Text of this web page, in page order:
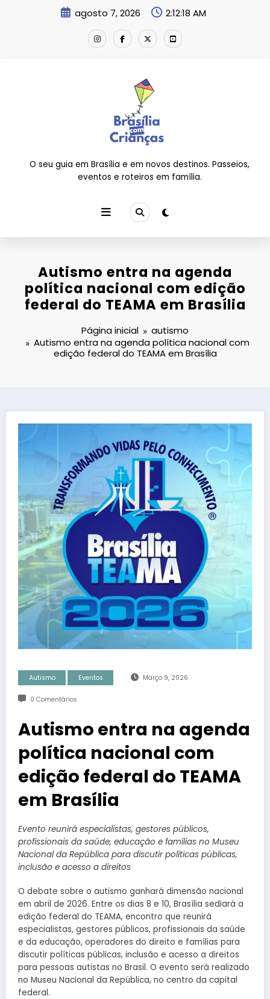
agosto 7, 2026 2:12:20 AM
O seu guia em Brasília e em novos destinos. Passeios,
eventos e roteiros em família.
Autismo entra na agenda
política nacional com edição
federal do TEAMA em Brasília
Página inicial
autismo
Autismo entra na agenda política nacional com
edição federal do TEAMA em Brasília
Autismo Eventos Março 9, 2026
0 Comentários
Autismo entra na agenda
política nacional com
edição federal do TEAMA
em Brasília
Evento reunirá especialistas, gestores públicos,
profissionais da saúde, educação e famílias no Museu
Nacional da República para discutir políticas públicas,
inclusão e acesso a direitos
O debate sobre o autismo ganhará dimensão nacional
em abril de 2026. Entre os dias 8 e 10, Brasília sediará a
edição federal do TEAMA, encontro que reunirá
especialistas, gestores públicos, profissionais da saúde
e da educação, operadores do direito e famílias para
discutir políticas públicas, inclusão e acesso a direitos
para pessoas autistas no Brasil. O evento será realizado
no Museu Nacional da República, no centro da capital
federal.